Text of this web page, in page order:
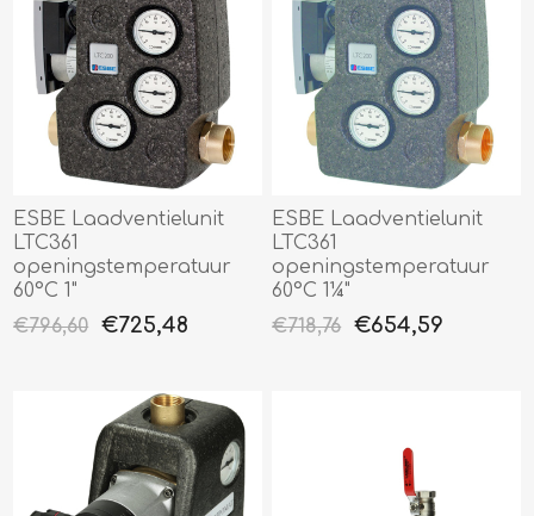
ESBE Laadventielunit
LTC361
openingstemperatuur
60°C 1"
€796,60
€725,48
ESBE Laadventielunit
LTC361
openingstemperatuur
60°C 1¼"
€718,76
€654,59